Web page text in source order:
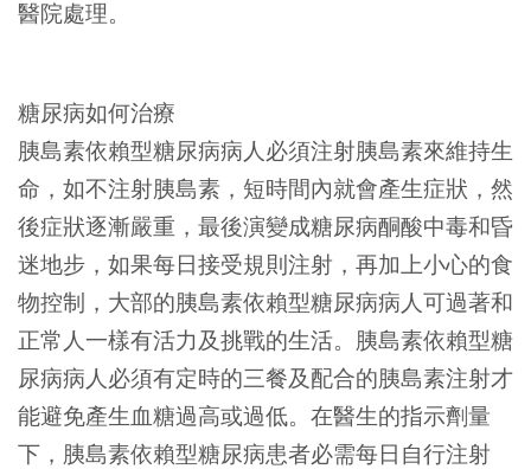
醫院處理。
糖尿病如何治療
胰島素依賴型糖尿病病人必須注射胰島素來維持生
命，如不注射胰島素，短時間內就會產生症狀，然
後症狀逐漸嚴重，最後演變成糖尿病酮酸中毒和昏
迷地步，如果每日接受規則注射，再加上小心的食
物控制，大部的胰島素依賴型糖尿病病人可過著和
正常人一樣有活力及挑戰的生活。胰島素依賴型糖
尿病病人必須有定時的三餐及配合的胰島素注射才
能避免產生血糖過高或過低。在醫生的指示劑量
下，胰島素依賴型糖尿病患者必需每日自行注射